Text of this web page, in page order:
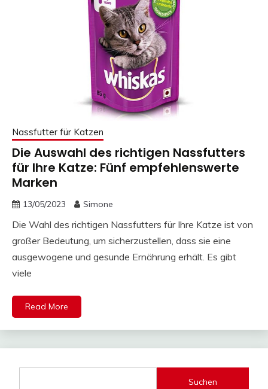
Nassfutter für Katzen
Die Auswahl des richtigen Nassfutters
für Ihre Katze: Fünf empfehlenswerte
Marken
13/05/2023 Simone
Die Wahl des richtigen Nassfutters für Ihre Katze ist von
großer Bedeutung, um sicherzustellen, dass sie eine
ausgewogene und gesunde Ernährung erhält. Es gibt
viele
Read More
Suchen